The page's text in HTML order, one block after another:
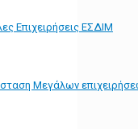
Επιχειρήσεις ΕΣΔΙΜ
Μεγάλων